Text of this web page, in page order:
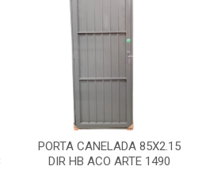
PORTA LAMINADA 60X215
DIR POP/MIX HB